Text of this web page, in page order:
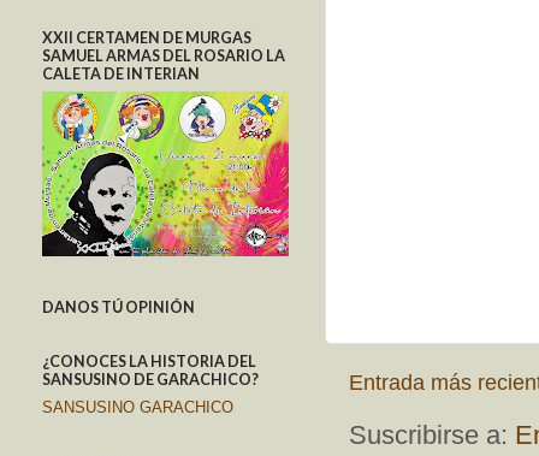
Entrada más
Suscribirse a:
XXII CERTAMEN DE MURGAS
SAMUEL ARMAS DEL ROSARIO LA
CALETA DE INTERIAN
DANOS TÚ OPINIÓN
¿CONOCES LA HISTORIA DEL
SANSUSINO DE GARACHICO?
SANSUSINO GARACHICO